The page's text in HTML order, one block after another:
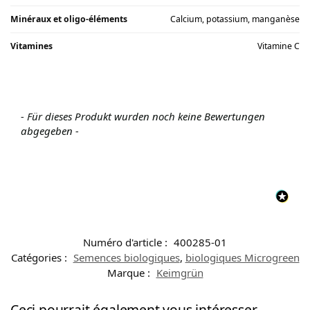
Minéraux et oligo-éléments Calcium, potassium, manganèse
Vitamines Vitamine C
- Für dieses Produkt wurden noch keine Bewertungen
abgegeben -
Numéro d'article : 400285-01
Catégories : Semences biologiques, biologiques Microgreen
Marque : Keimgrün